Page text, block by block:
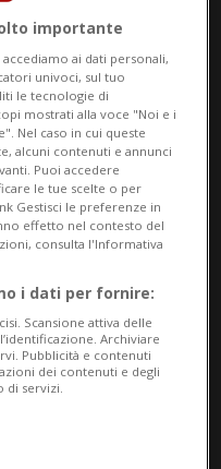
Ma è solo
i risultati
che sono
archivio
Archivioper
oppure scegli
all'archivio e
pubblicità.
importante
ai dati personali,
univoci, sul tuo
le tecnologie di
mostrati alla voce "Noi e i
Nel caso in cui queste
alcuni contenuti e annunci
Puoi accedere
le tue scelte o per
Gestisci le preferenze in
effetto nel contesto del
consulta l'Informativa
i dati per fornire:
Scansione attiva delle
Archiviare
Pubblicità e contenuti
dei contenuti e degli
di servizi.